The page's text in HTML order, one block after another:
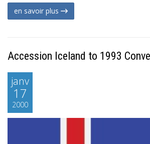
en savoir plus
Accession Iceland to 1993
janv
17
2000